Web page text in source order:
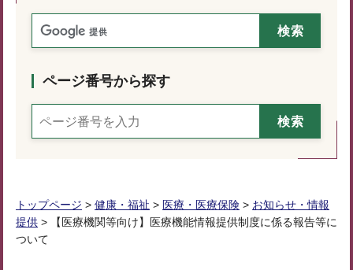
ページ番号から探す
トップページ > 健康・福祉 > 医療・医療保険 > お知らせ・情報
提供 > 【医療機関等向け】医療機能情報提供制度に係る報告等に
ついて